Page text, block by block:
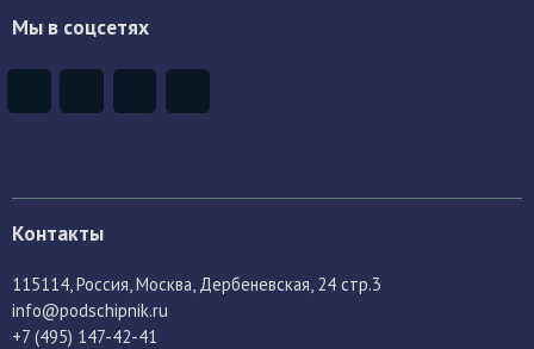
Мы в соцсетях
Контакты
115114 , Россия, Москва, Дербеневская, 24 стр.3
info@podschipnik.ru
+7 (495) 147-42-41